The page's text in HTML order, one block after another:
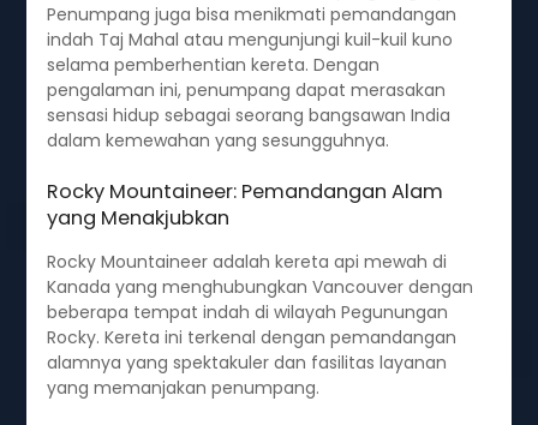
Penumpang juga bisa menikmati pemandangan
indah Taj Mahal atau mengunjungi kuil-kuil kuno
selama pemberhentian kereta. Dengan
pengalaman ini, penumpang dapat merasakan
sensasi hidup sebagai seorang bangsawan India
dalam kemewahan yang sesungguhnya.
Rocky Mountaineer: Pemandangan Alam
yang Menakjubkan
Rocky Mountaineer adalah kereta api mewah di
Kanada yang menghubungkan Vancouver dengan
beberapa tempat indah di wilayah Pegunungan
Rocky. Kereta ini terkenal dengan pemandangan
alamnya yang spektakuler dan fasilitas layanan
yang memanjakan penumpang.